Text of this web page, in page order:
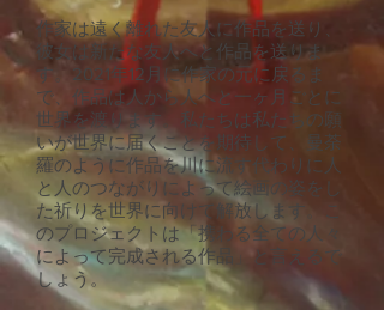
作家は遠く離れた友人に作品を送り、
彼女は新たな友人へと作品を送りま
す。2021年12月に作家の元に戻るま
で、作品は人から人へと一ヶ月ごとに
世界を渡ります。私たちは私たちの願
いが世界に届くことを期待して、曼荼
羅のように作品を川に流す代わりに人
と人のつながりによって絵画の姿をし
た祈りを世界に向けて解放します。こ
のプロジェクトは「携わる全ての人々
によって完成される作品」と言えるで
しょう。